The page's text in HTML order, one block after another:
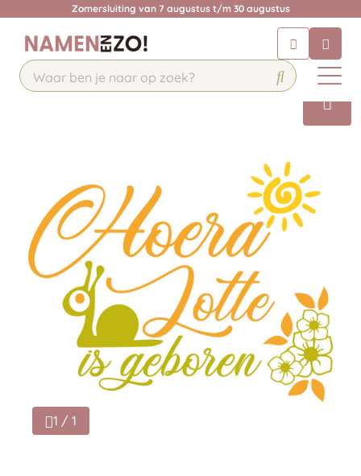
Zomersluiting van 7 augustus t/m 30 augustus
Chat 24/7 met onze chatbot voor
hulp
Contact
1 / 1